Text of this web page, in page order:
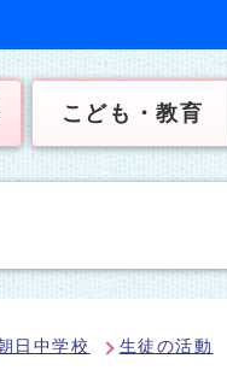
こども・教育
日中学校 生徒の活動